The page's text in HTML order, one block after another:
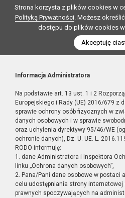
Strona korzysta z plików cookies w
Polityką Prywatności. Możesz
dostępu do plików cookies
Akceptuję
Informacja Administratora
Na podstawie art. 13 ust. 1 i 2
Europejskiego i Rady (UE) 2016/679 z
sprawie ochrony osób fizycznych w
danych osobowych i w sprawie
oraz uchylenia dyrektywy 95/46/WE
ochronie danych), Dz. U. UE. L.
RODO informuję:
1. dane Administratora i Inspektora
linku „Ochrona danych osobowych”,
2. Pana/Pani dane osobowe w postaci
celu udostępniania strony internetowej
prawnych spoczywających na